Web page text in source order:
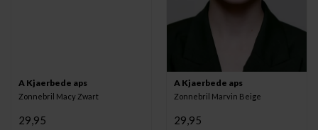
A Kjaerbede aps
Zonnebril Macy Zwart
29,95
A Kjaerbede aps
Zonnebril Marvin Beige
29,95